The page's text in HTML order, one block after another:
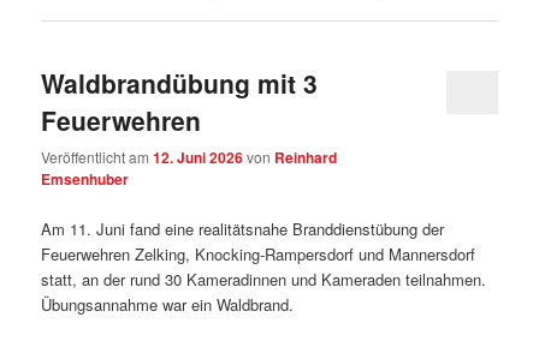
Waldbrandübung mit 3
Feuerwehren
Veröffentlicht am12. Juni 2026von Reinhard
Emsenhuber
Am 11. Juni fand eine realitätsnahe Branddienstübung der
Feuerwehren Zelking, Knocking‑Rampersdorf und Mannersdorf
statt, an der rund 30 Kameradinnen und Kameraden teilnahmen.
Übungsannahme war ein Waldbrand.